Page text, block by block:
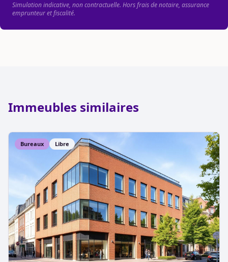
Simulation indicative, non contractuelle. Hors frais de notaire, assurance
emprunteur et fiscalité.
Immeubles similaires
Bureaux Libre